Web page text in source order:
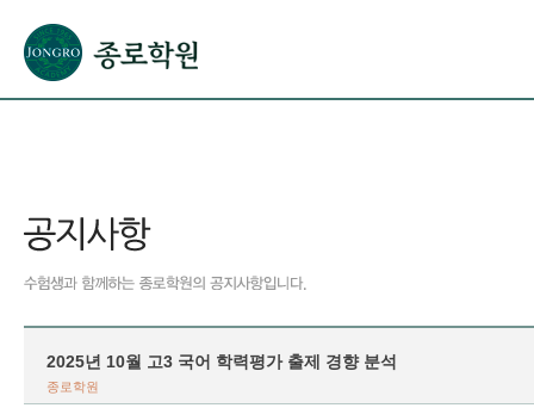
2025년 10월 고3 국어 학력평가 출제 경향 분석
종로학원